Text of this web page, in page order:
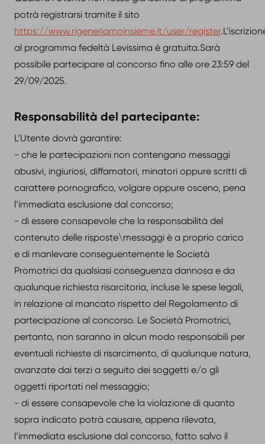
potrà registrarsi tramite il sito
https://www.rigeneriamoinsieme.it/user/register
al programma fedeltà Levissima è gratuita.Sarà
possibile partecipare al concorso fino alle ore 23:59 del
29/09/2025.
Responsabilità del partecipante:
L’Utente dovrà garantire:
- che le partecipazioni non contengano messaggi
abusivi, ingiuriosi, diffamatori, minatori oppure scritti di
carattere pornografico, volgare oppure osceno, pena
l’immediata esclusione dal concorso;
- di essere consapevole che la responsabilità del
contenuto delle risposte\messaggi è a proprio carico
e di manlevare conseguentemente le Società
Promotrici da qualsiasi conseguenza dannosa e da
qualunque richiesta risarcitoria, incluse le spese legali,
in relazione al mancato rispetto del Regolamento di
partecipazione al concorso. Le Società Promotrici,
pertanto, non saranno in alcun modo responsabili per
eventuali richieste di risarcimento, di qualunque natura,
avanzate dai terzi a seguito dei soggetti e/o gli
oggetti riportati nel messaggio;
- di essere consapevole che la violazione di quanto
sopra indicato potrà causare, appena rilevata,
l’immediata esclusione dal concorso, fatto salvo il